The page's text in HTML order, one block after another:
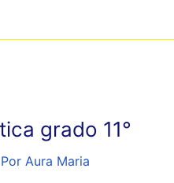
grado 11°
Aura Maria